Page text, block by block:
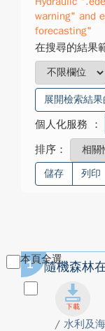
warning" and
forecasting"
在搜尋的結果
展開檢索結
個人化服務 ：
排序：
儲存 列印
本頁全選
1 隨機森林
/ 水利及